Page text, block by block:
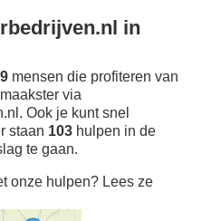
in
mensen die profiteren van
via
Ook je kunt snel
staan 103 hulpen in de
te gaan.
onze hulpen? Lees ze